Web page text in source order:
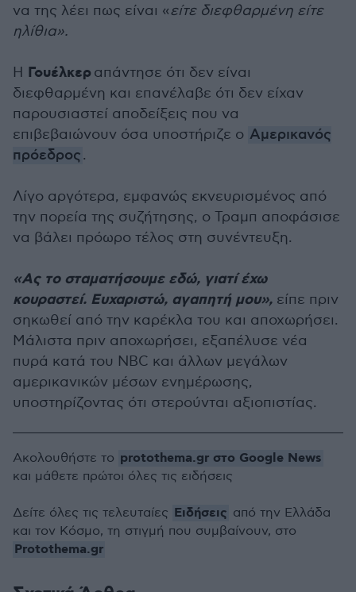
να της λέει πως είναι «είτε διεφθαρμένη είτε
ηλίθια».
Η Γουέλκεραπάντησε ότι δεν είναι
διεφθαρμένη και επανέλαβε ότι δεν είχαν
παρουσιαστεί αποδείξεις που να
επιβεβαιώνουν όσα υποστήριζε ο Αμερικανός
πρόεδρος.
Λίγο αργότερα, εμφανώς εκνευρισμένος από
την πορεία της συζήτησης, ο Τραμπ αποφάσισε
να βάλει πρόωρο τέλος στη συνέντευξη.
«Ας το σταματήσουμε εδώ, γιατί έχω
κουραστεί. Ευχαριστώ, αγαπητή μου», είπε πριν
σηκωθεί από την καρέκλα του και αποχωρήσει.
Μάλιστα πριν αποχωρήσει, εξαπέλυσε νέα
πυρά κατά του NBC και άλλων μεγάλων
αμερικανικών μέσων ενημέρωσης,
υποστηρίζοντας ότι στερούνται αξιοπιστίας.
Ακολουθήστε το protothema.gr στο Google News
και μάθετε πρώτοι όλες τις ειδήσεις
Δείτε όλες τις τελευταίες Ειδήσεις από την Ελλάδα
και τον Κόσμο, τη στιγμή που συμβαίνουν, στο
Protothema.gr